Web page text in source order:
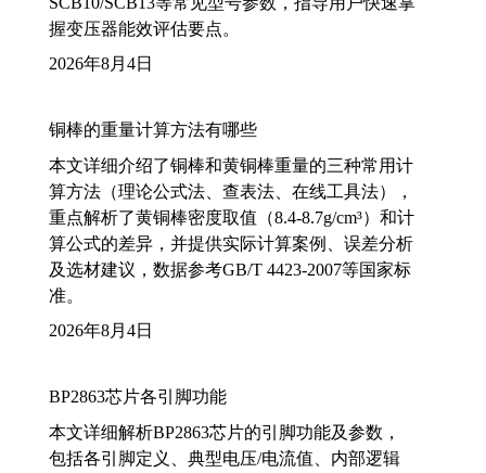
握变压器能效评估要点。
2026年8月4日
铜棒的重量计算方法有哪些
本文详细介绍了铜棒和黄铜棒重量的三种常用计
算方法（理论公式法、查表法、在线工具法），
重点解析了黄铜棒密度取值（8.4-8.7g/cm³）和计
算公式的差异，并提供实际计算案例、误差分析
及选材建议，数据参考GB/T 4423-2007等国家标
准。
2026年8月4日
BP2863芯片各引脚功能
本文详细解析BP2863芯片的引脚功能及参数，
包括各引脚定义、典型电压/电流值、内部逻辑